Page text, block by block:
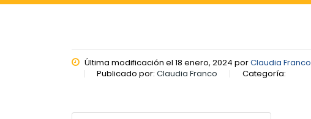
Última modificación el 18 enero, 2024 porClaudia Franco
Publicado por: Claudia Franco Categoría: